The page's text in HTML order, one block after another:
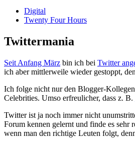
Digital
Twenty Four Hours
Twittermania
Seit Anfang März bin ich bei Twitter
ich aber mittlerweile wieder gestoppt,
Ich folge nicht nur den Blogger-
Celebrities. Umso erfreulicher, dass z. B.
Twitter ist ja noch immer nicht
Forum kennen gelernt und finde es sehr
wenn man den richtige Leuten folgt,